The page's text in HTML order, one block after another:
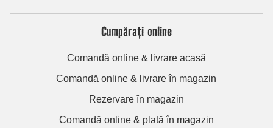
Cumpărați online
Comandă online & livrare acasă
Comandă online & livrare în magazin
Rezervare în magazin
Comandă online & plată în magazin